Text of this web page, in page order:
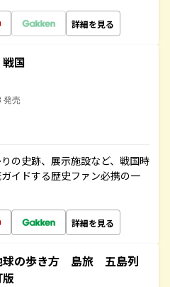
詳細を見る
国
発売
の史跡、展示施設など、戦国時
イドする歴史ファン必携の一
詳細を見る
の歩き方 島旅 五島列